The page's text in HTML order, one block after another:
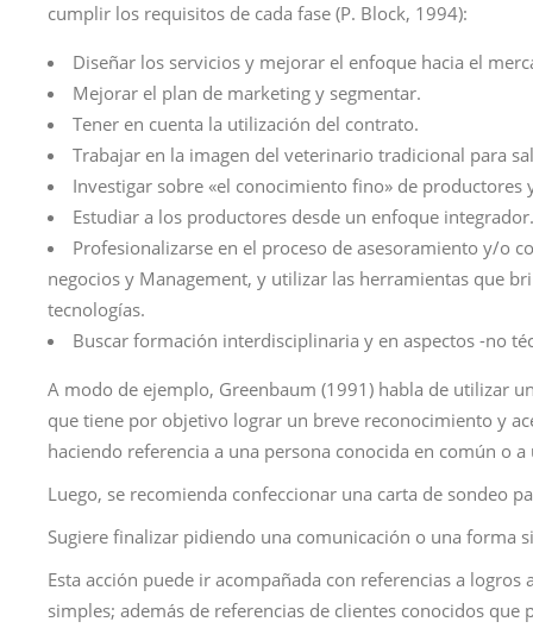
cumplir los requisitos de cada fase (P. Block, 1994):
Diseñar los servicios y mejorar el enfoque hacia el
Mejorar el plan de marketing y segmentar.
Tener en cuenta la utilización del contrato.
Trabajar en la imagen del veterinario tradicional para
Investigar sobre «el conocimiento fino» de productores
Estudiar a los productores desde un enfoque integrador.
Profesionalizarse en el proceso de asesoramiento y/o
negocios y Management, y utilizar las herramientas que
tecnologías.
Buscar formación interdisciplinaria y en aspectos -no
A modo de ejemplo, Greenbaum (1991) habla de utilizar
que tiene por objetivo lograr un breve reconocimiento y
haciendo referencia a una persona conocida en común o
Luego, se recomienda confeccionar una carta de sondeo
Sugiere finalizar pidiendo una comunicación o una forma
Esta acción puede ir acompañada con referencias a
simples; además de referencias de clientes conocidos